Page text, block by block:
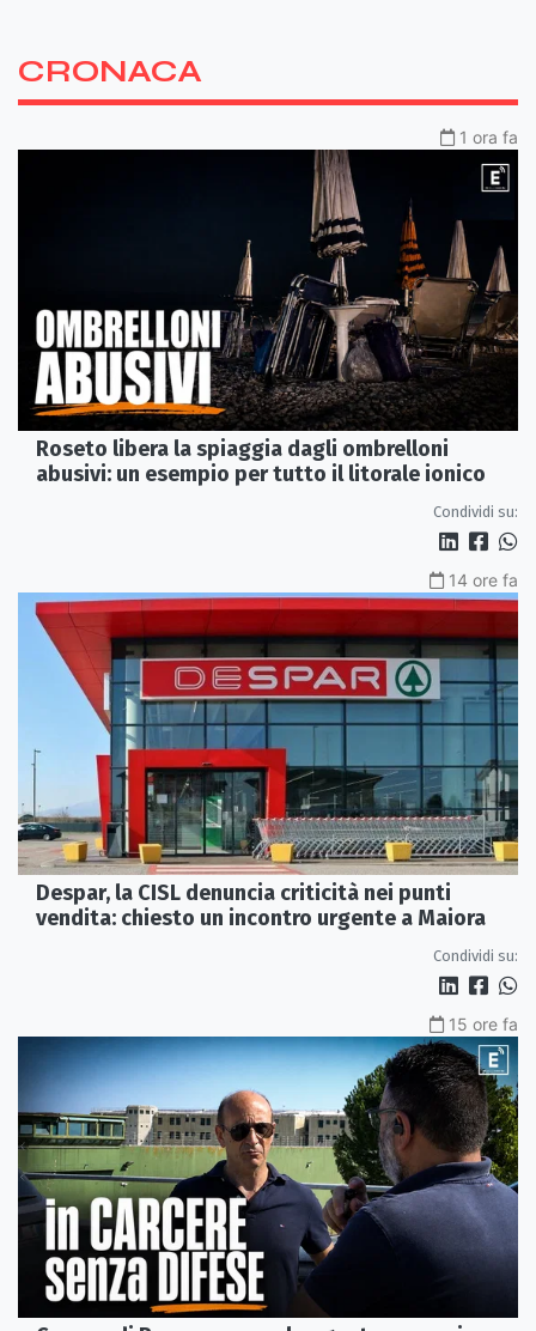
CRONACA
1 ora fa
Roseto libera la spiaggia dagli ombrelloni
abusivi: un esempio per tutto il litorale ionico
Condividi su:
14 ore fa
Despar, la CISL denuncia criticità nei punti
vendita: chiesto un incontro urgente a Maiora
Condividi su:
15 ore fa